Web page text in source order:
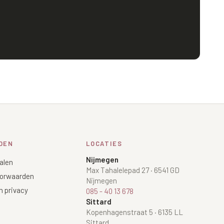
privacy
LOCATIES
Nijmegen
Max Tahalelepad 27· 6541 GD
Nijmegen
085 - 40 13 678
Sittard
Kopenhagenstraat 5 · 6135 LL